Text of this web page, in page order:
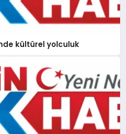
kültürel yolculuk